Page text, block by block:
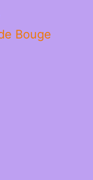
Bouge